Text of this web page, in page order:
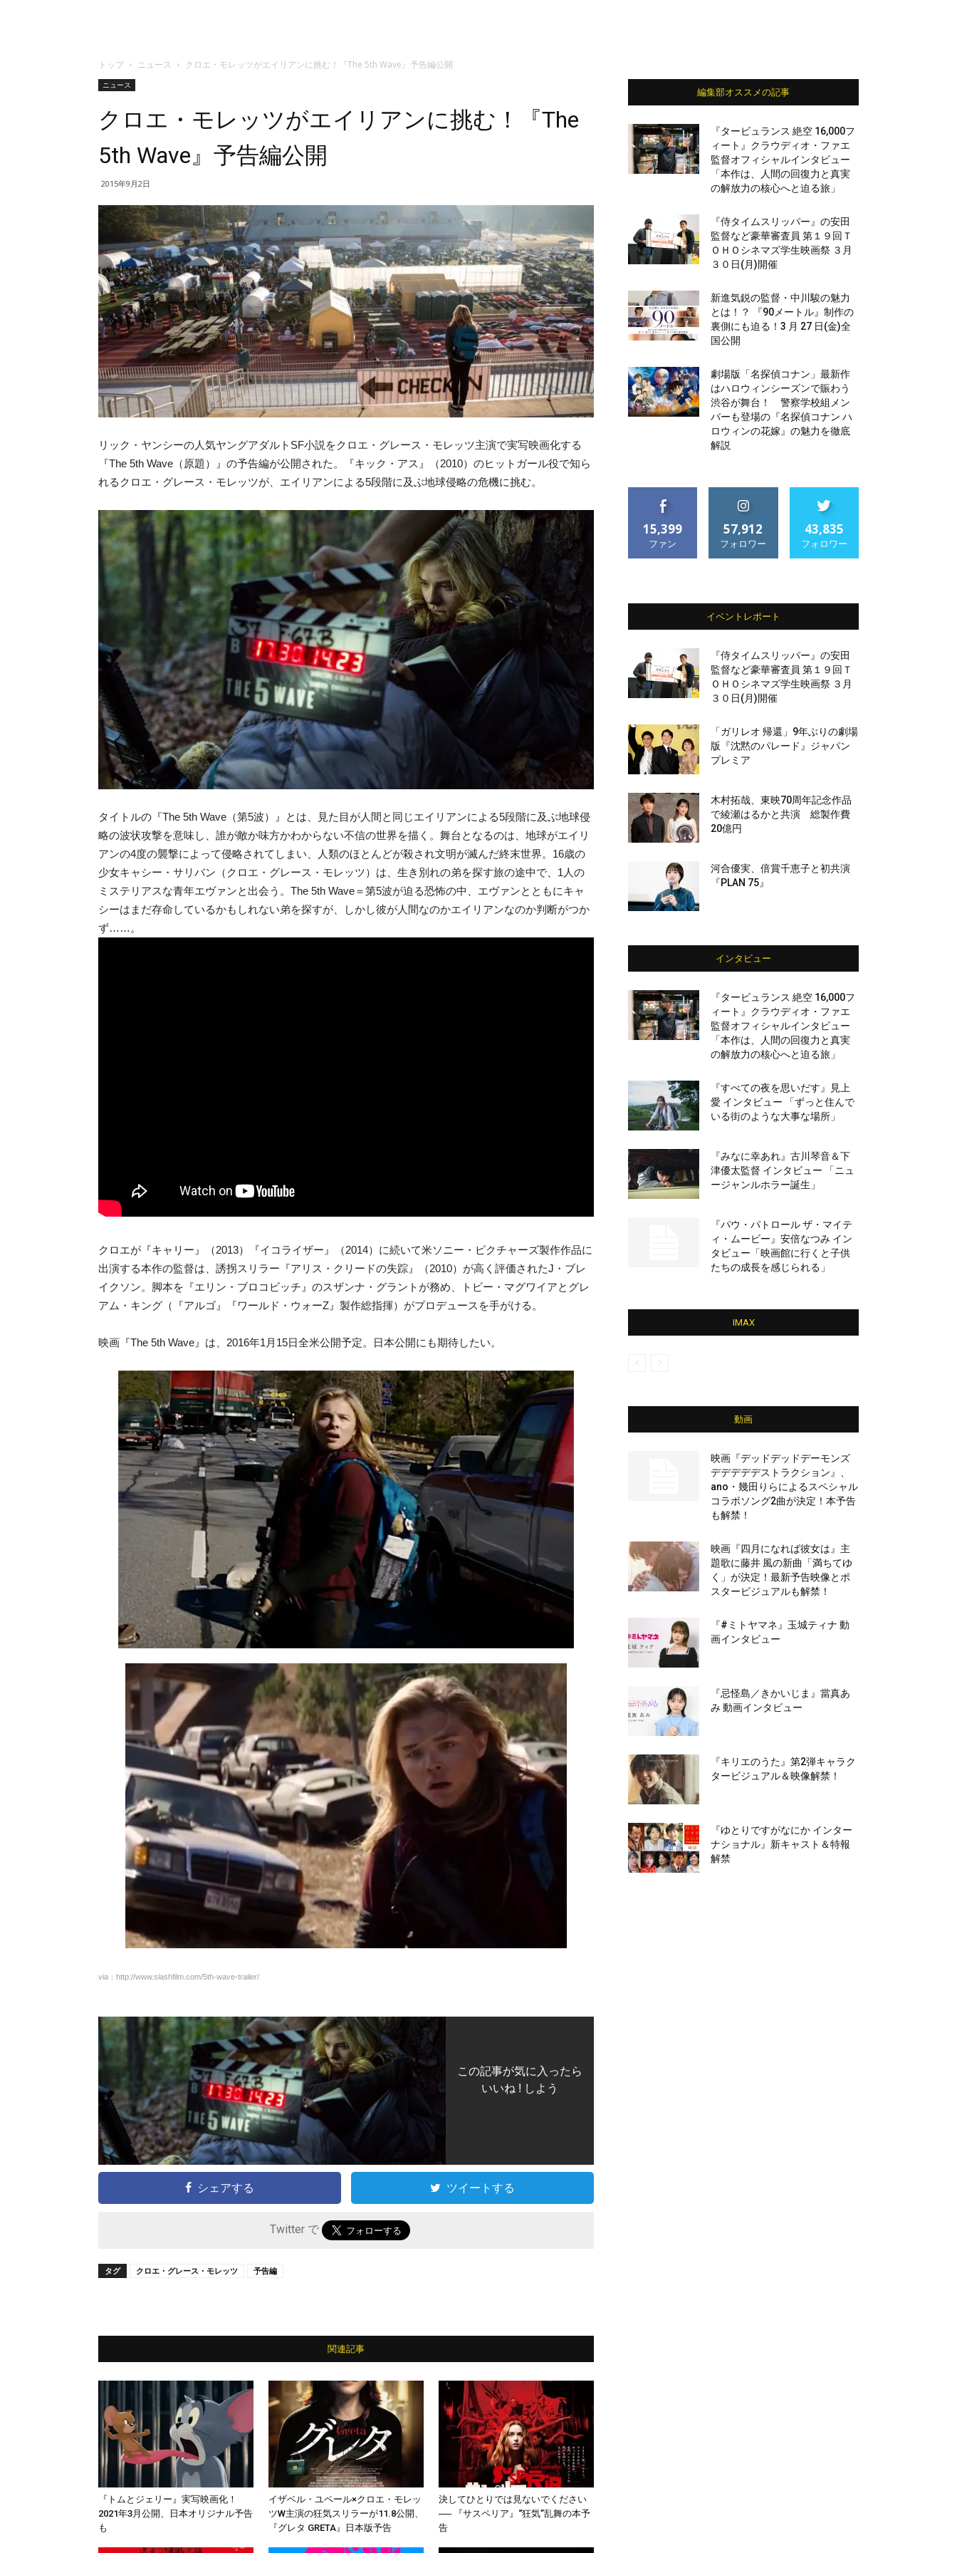
トップ ニュース クロエ・モレッツがエイリアンに挑む！『The 5th Wave』予告編公開
ニュース
クロエ・モレッツがエイリアンに挑む！『The
5th Wave』予告編公開
2015年9月2日
リック・ヤンシーの人気ヤングアダルトSF小説をクロエ・グレース・モレッツ主演で実写映画化する
『The 5th Wave（原題）』の予告編が公開された。『キック・アス』（2010）のヒットガール役で知ら
れるクロエ・グレース・モレッツが、エイリアンによる5段階に及ぶ地球侵略の危機に挑む。
タイトルの『The 5th Wave（第5波）』とは、見た目が人間と同じエイリアンによる5段階に及ぶ地球侵
略の波状攻撃を意味し、誰が敵か味方かわからない不信の世界を描く。舞台となるのは、地球がエイリ
アンの4度の襲撃によって侵略されてしまい、人類のほとんどが殺され文明が滅んだ終末世界。16歳の
少女キャシー・サリバン（クロエ・グレース・モレッツ）は、生き別れの弟を探す旅の途中で、1人の
ミステリアスな青年エヴァンと出会う。The 5th Wave＝第5波が迫る恐怖の中、エヴァンとともにキャ
シーはまだ存命しているかもしれない弟を探すが、しかし彼が人間なのかエイリアンなのか判断がつか
ず……。
クロエが『キャリー』（2013）『イコライザー』（2014）に続いて米ソニー・ピクチャーズ製作作品に
出演する本作の監督は、誘拐スリラー『アリス・クリードの失踪』（2010）が高く評価されたJ・ブレ
イクソン。脚本を『エリン・ブロコビッチ』のスザンナ・グラントが務め、トビー・マグワイアとグレ
アム・キング（『アルゴ』『ワールド・ウォーZ』製作総指揮）がプロデュースを手がける。
映画『The 5th Wave』は、2016年1月15日全米公開予定。日本公開にも期待したい。
via：http://www.slashfilm.com/5th-wave-trailer/
この記事が気に入ったら
いいね ! しよう
シェアする ツイートする
Twitter で
タグ クロエ・グレース・モレッツ 予告編
関連記事
『トムとジェリー』実写映画化！
2021年3月公開、日本オリジナル予告
も
イザベル・ユペール×クロエ・モレッ
ツW主演の狂気スリラーが11.8公開、
『グレタ GRETA』日本版予告
決してひとりでは見ないでください
── 『サスペリア』“狂気”乱舞の本予
告
編集部オススメの記事
『タービュランス 絶空 16,000フ
ィート』クラウディオ・ファエ
監督オフィシャルインタビュー
「本作は、人間の回復力と真実
の解放力の核心へと迫る旅」
『侍タイムスリッパー』の安田
監督など豪華審査員 第１９回Ｔ
ＯＨＯシネマズ学生映画祭 ３月
３０日(月)開催
新進気鋭の監督・中川駿の魅力
とは！？ 『90メートル』制作の
裏側にも迫る！3 月 27 日(金)全
国公開
劇場版「名探偵コナン」最新作
はハロウィンシーズンで賑わう
渋谷が舞台！ 警察学校組メン
バーも登場の『名探偵コナン ハ
ロウィンの花嫁』の魅力を徹底
解説
15,399
ファン
57,912
フォロワー
43,835
フォロワー
イベントレポート
『侍タイムスリッパー』の安田
監督など豪華審査員 第１９回Ｔ
ＯＨＯシネマズ学生映画祭 ３月
３０日(月)開催
「ガリレオ 帰還」9年ぶりの劇場
版『沈黙のパレード』ジャパン
プレミア
木村拓哉、東映70周年記念作品
で綾瀬はるかと共演 総製作費
20億円
河合優実、倍賞千恵子と初共演
『PLAN 75』
インタビュー
『タービュランス 絶空 16,000フ
ィート』クラウディオ・ファエ
監督オフィシャルインタビュー
「本作は、人間の回復力と真実
の解放力の核心へと迫る旅」
『すべての夜を思いだす』見上
愛 インタビュー 「ずっと住んで
いる街のような大事な場所」
『みなに幸あれ』古川琴音＆下
津優太監督 インタビュー 「ニュ
ージャンルホラー誕生」
『パウ・パトロール ザ・マイテ
ィ・ムービー』安倍なつみ イン
タビュー「映画館に行くと子供
たちの成長を感じられる」
IMAX
動画
映画『デッドデッドデーモンズ
デデデデデストラクション』、
ano・幾田りらによるスペシャル
コラボソング2曲が決定！本予告
も解禁！
映画『四月になれば彼女は』主
題歌に藤井 風の新曲「満ちてゆ
く」が決定！最新予告映像とポ
スタービジュアルも解禁！
『#ミトヤマネ』玉城ティナ 動
画インタビュー
『忌怪島／きかいじま』當真あ
み 動画インタビュー
『キリエのうた』第2弾キャラク
タービジュアル＆映像解禁！
『ゆとりですがなにか インター
ナショナル』新キャスト＆特報
解禁